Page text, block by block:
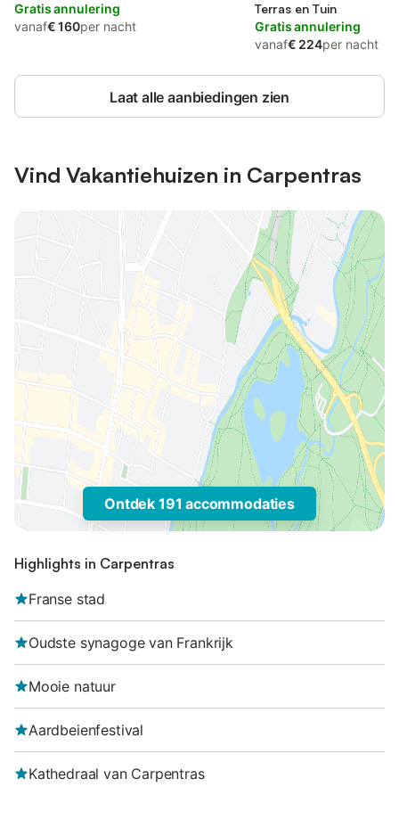
Gratis annulering
vanaf€ 160per nacht
Terras en Tuin
Gratis annulering
vanaf€ 224per nacht
Laat alle aanbiedingen zien
Vind Vakantiehuizen in Carpentras
Ontdek 191 accommodaties
Highlights in Carpentras
Franse stad
Oudste synagoge van Frankrijk
Mooie natuur
Aardbeienfestival
Kathedraal van Carpentras